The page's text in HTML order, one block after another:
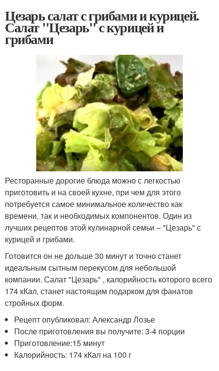
Цезарь салат с грибами и курицей.
Салат "Цезарь" с курицей и
грибами
Ресторанные дорогие блюда можно с легкостью
приготовить и на своей кухне, при чем для этого
потребуется самое минимальное количество как
времени, так и необходимых компонентов. Один из
лучших рецептов этой кулинарной семьи – "Цезарь" с
курицей и грибами.
Готовится он не дольше 30 минут и точно станет
идеальным сытным перекусом для небольшой
компании. Салат "Цезарь" , калорийность которого всего
174 кКал, станет настоящим подарком для фанатов
стройных форм.
Рецепт опубликовал: Александр Лозье
После приготовления вы получите: 3-4 порции
Приготовление:15 минут
Калорийность: 174 кКал на 100 г